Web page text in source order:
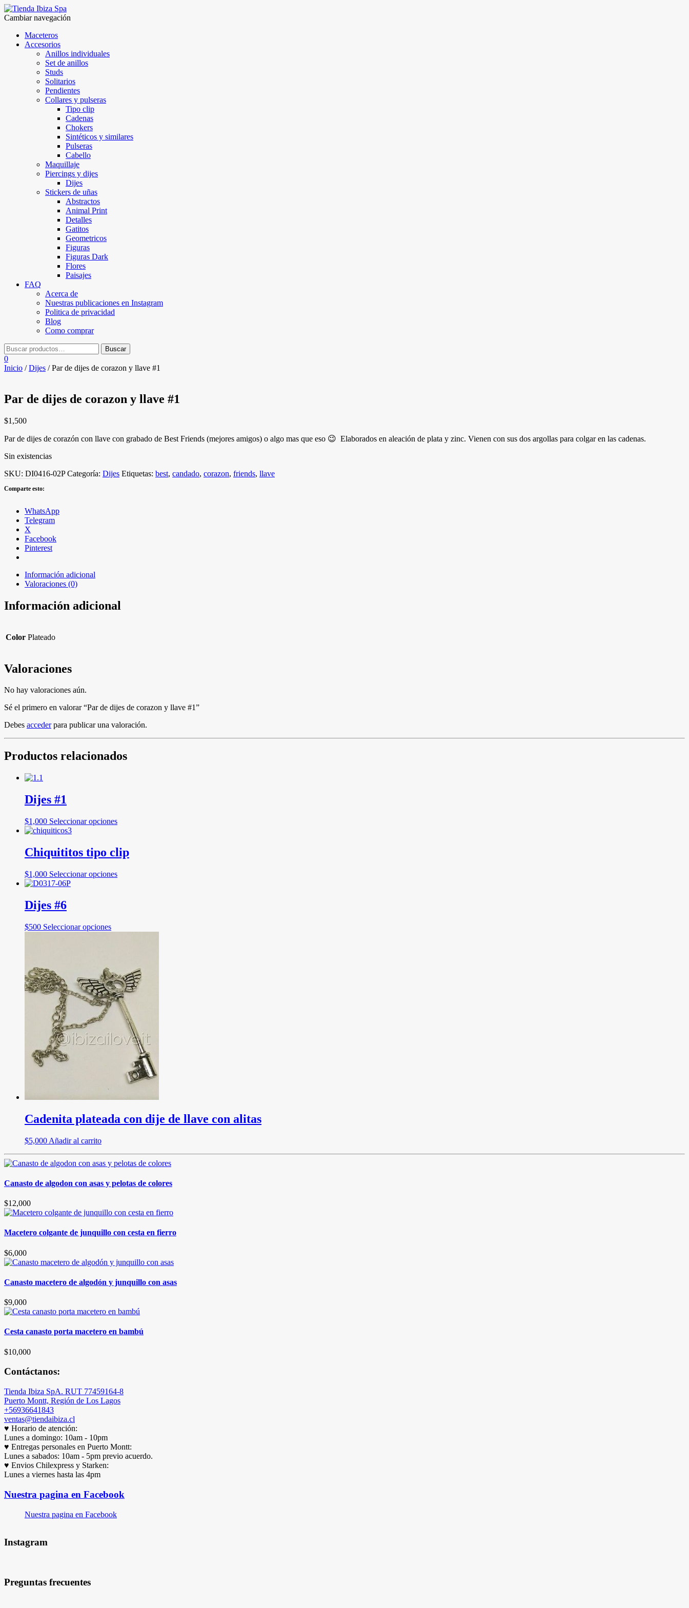
Cambiar navegación
Maceteros
Accesorios
Anillos individuales
Set de anillos
Studs
Solitarios
Pendientes
Collares y pulseras
Tipo clip
Cadenas
Chokers
Sintéticos y similares
Pulseras
Cabello
Maquillaje
Piercings y dijes
Dijes
Stickers de uñas
Abstractos
Animal Print
Detalles
Gatitos
Geometricos
Figuras
Figuras Dark
Flores
Paisajes
FAQ
Acerca de
Nuestras publicaciones en Instagram
Politica de privacidad
Blog
Como comprar
0
Inicio /Dijes / Par de dijes de corazon y llave #1
Par de dijes de corazon y llave #1
$1,500
Par de dijes de corazón con llave con grabado de Best Friends (mejores amigos) o algo mas que eso 😉 Elaborados en aleación de plata y zinc. Vienen con sus dos argollas para colgar en las cadenas.
Sin existencias
SKU: DI0416-02P Categoría: Dijes Etiquetas: best, candado, corazon, friends, llave
Comparte esto:
WhatsApp
Telegram
X
Facebook
Pinterest
Información adicional
Valoraciones (0)
Información adicional
Color Plateado
Valoraciones
No hay valoraciones aún.
Sé el primero en valorar “Par de dijes de corazon y llave #1”
Debes accederpara publicar una valoración.
Productos relacionados
Dijes #1
$1,000 Seleccionar opcionesEste
múltiples
variantes.
opciones
página
Chiquititos tipo clip
$1,000 Seleccionar opcionesEste
la
página
de
producto
Dijes #6
$500 Seleccionar opcionesEste
Las
opciones
se
pueden
elegir
página
de
producto
Cadenita plateada con dije de llave con alitas
$5,000 Añadir al carrito
Canasto de algodon con asas y pelotas de colores
$12,000
Macetero colgante de junquillo con cesta en fierro
$6,000
Canasto macetero de algodón y junquillo con asas
$9,000
Cesta canasto porta macetero en bambú
$10,000
Contáctanos:
Tienda Ibiza SpA. RUT 77459164-8
Puerto Montt, Región de Los Lagos
+56936641843
ventas@tiendaibiza.cl
♥ Horario de atención:
Lunes a domingo: 10am - 10pm
♥ Entregas personales en Puerto Montt:
Lunes a sabados: 10am - 5pm previo acuerdo.
♥ Envios Chilexpress y Starken:
Lunes a viernes hasta las 4pm
Nuestra pagina en Facebook
Nuestra pagina en Facebook
Instagram
Preguntas frecuentes